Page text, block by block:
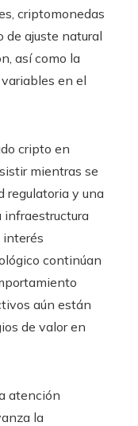
criptomonedas
de ajuste natural
así como la
en el
cripto en
mientras se
regulatoria y una
infraestructura
interés
continúan
aún están
de valor en
atención
la